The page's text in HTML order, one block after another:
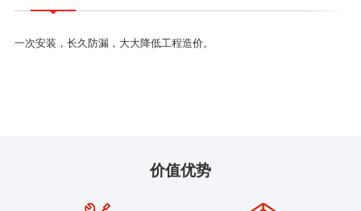
一次安装，长久防漏，大大降低工程造价。
价值优势